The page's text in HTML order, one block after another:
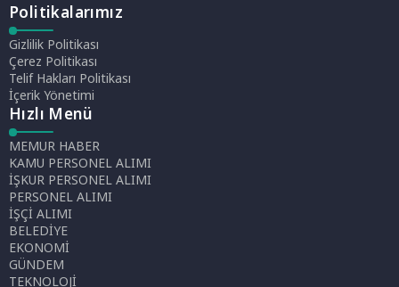
Politikalarımız
Gizlilik Politikası
Çerez Politikası
Telif Hakları Politikası
İçerik Yönetimi
Hızlı Menü
MEMUR HABER
KAMU PERSONEL ALIMI
İŞKUR PERSONEL ALIMI
PERSONEL ALIMI
İŞÇİ ALIMI
BELEDİYE
EKONOMİ
GÜNDEM
TEKNOLOJİ